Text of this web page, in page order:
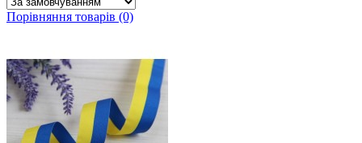
Порівняння товарів (0)